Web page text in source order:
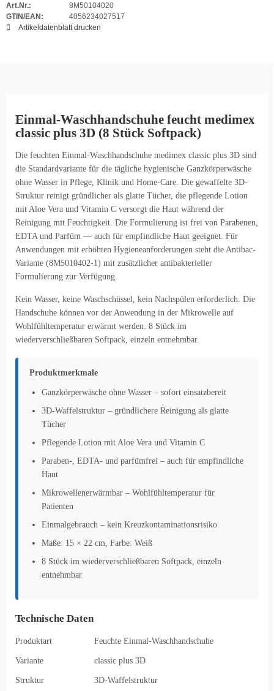
Art.Nr.:
8M50104020
GTIN/EAN:
4056234027517
Artikeldatenblatt drucken
Einmal-Waschhandschuhe feucht medimex
classic plus 3D (8 Stück Softpack)
Die feuchten Einmal-Waschhandschuhe medimex classic plus 3D sind
die Standardvariante für die tägliche hygienische Ganzkörperwäsche
ohne Wasser in Pflege, Klinik und Home-Care. Die gewaffelte 3D-
Struktur reinigt gründlicher als glatte Tücher, die pflegende Lotion
mit Aloe Vera und Vitamin C versorgt die Haut während der
Reinigung mit Feuchtigkeit. Die Formulierung ist frei von Parabenen,
EDTA und Parfüm — auch für empfindliche Haut geeignet. Für
Anwendungen mit erhöhten Hygieneanforderungen steht die Antibac-
Variante (8M5010402-1) mit zusätzlicher antibakterieller
Formulierung zur Verfügung.
Kein Wasser, keine Waschschüssel, kein Nachspülen erforderlich. Die
Handschuhe können vor der Anwendung in der Mikrowelle auf
Wohlfühltemperatur erwärmt werden. 8 Stück im
wiederverschließbaren Softpack, einzeln entnehmbar.
Produktmerkmale
Ganzkörperwäsche ohne Wasser – sofort einsatzbereit
3D-Waffelstruktur – gründlichere Reinigung als glatte
Tücher
Pflegende Lotion mit Aloe Vera und Vitamin C
Paraben-, EDTA- und parfümfrei – auch für empfindliche
Haut
Mikrowellenerwärmbar – Wohlfühltemperatur für
Patienten
Einmalgebrauch – kein Kreuzkontaminationsrisiko
Maße: 15 × 22 cm, Farbe: Weiß
8 Stück im wiederverschließbaren Softpack, einzeln
entnehmbar
Technische Daten
Produktart Feuchte Einmal-Waschhandschuhe
Variante classic plus 3D
Struktur 3D-Waffelstruktur